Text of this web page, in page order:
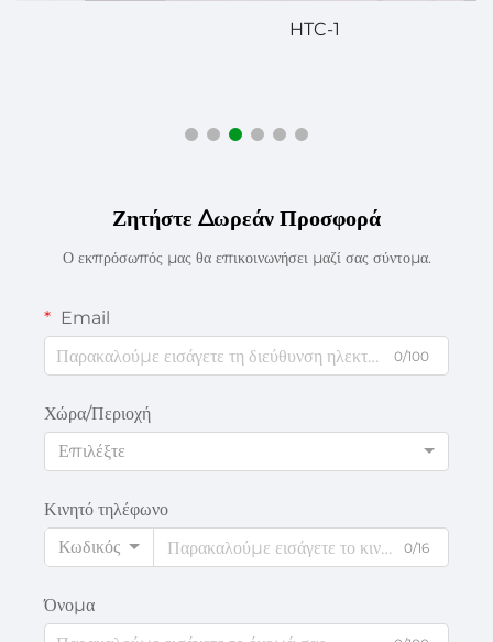
Ζητήστε Δωρεάν Προσφορά
Ο εκπρόσωπός μας θα επικοινωνήσει μαζί σας σύντομα.
Email
0/100
Χώρα/Περιοχή
Επιλέξτε
Κινητό τηλέφωνο
Κωδικός
0/16
Όνομα